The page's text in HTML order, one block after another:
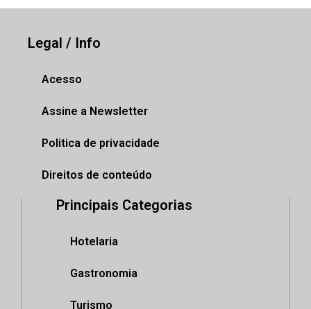
Legal / Info
Acesso
Assine a Newsletter
Politica de privacidade
Direitos de conteúdo
Principais Categorias
Hotelaria
Gastronomia
Turismo